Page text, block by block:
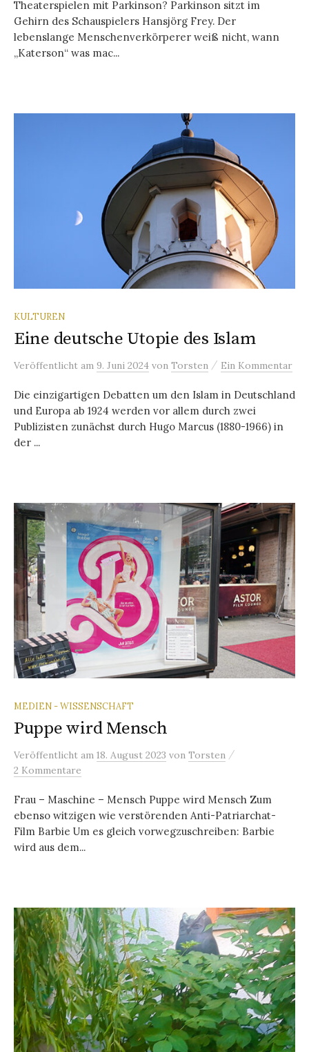
Theaterspielen mit Parkinson? Parkinson sitzt im
Gehirn des Schauspielers Hansjörg Frey. Der
lebenslange Menschenverkörperer weiß nicht, wann
„Katerson“ was mac...
KULTUREN
Eine deutsche Utopie des Islam
Veröffentlicht am 9. Juni 2024 von Torsten / Ein Kommentar
Die einzigartigen Debatten um den Islam in Deutschland
und Europa ab 1924 werden vor allem durch zwei
Publizisten zunächst durch Hugo Marcus (1880-1966) in
der ...
MEDIEN - WISSENSCHAFT
Puppe wird Mensch
Veröffentlicht am 18. August 2023 von Torsten /
2 Kommentare
Frau – Maschine – Mensch Puppe wird Mensch Zum
ebenso witzigen wie verstörenden Anti-Patriarchat-
Film Barbie Um es gleich vorwegzuschreiben: Barbie
wird aus dem...